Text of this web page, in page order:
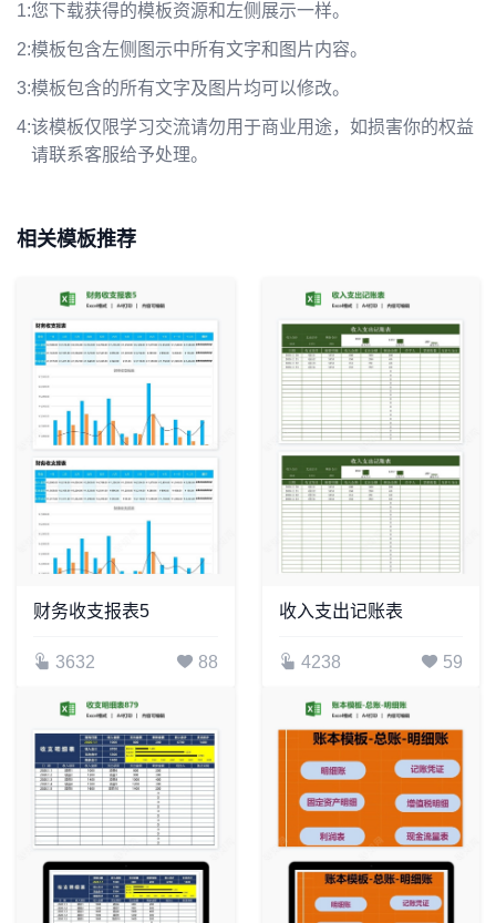
1:您下载获得的模板资源和左侧展示一样。
2:模板包含左侧图示中所有文字和图片内容。
3:模板包含的所有文字及图片均可以修改。
4:该模板仅限学习交流请勿用于商业用途，如损害你的权益
请联系客服给予处理。
相关模板推荐
财务收支报表5
3632 88
收入支出记账表
4238 59